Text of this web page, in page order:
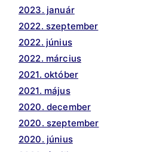
2023. január
2022. szeptember
2022. június
2022. március
2021. október
2021. május
2020. december
2020. szeptember
2020. június